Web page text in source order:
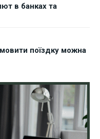
в банках та
поїздку можна